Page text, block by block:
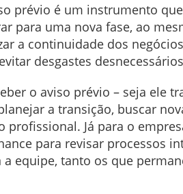
prévio é um instrumento
para uma nova fase, ao
a continuidade dos
desgastes
o aviso prévio – seja ele
a transição, buscar
profissional. Já para o
para revisar processos
equipe, tanto os que